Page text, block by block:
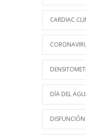
CARDIAC
DÍA DEL
DISFUNCIÓN